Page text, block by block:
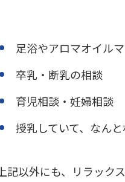
足浴やアロマオイル
卒乳・断乳の相談
育児相談・妊婦相談
授乳していて、なん
上記以外にも、リラック